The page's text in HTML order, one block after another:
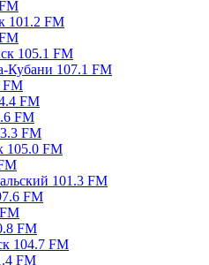
101.2 FM
105.1 FM
Кубани 107.1 FM
FM
FM
FM
FM
105.0 FM
101.3 FM
FM
FM
104.7 FM
FM